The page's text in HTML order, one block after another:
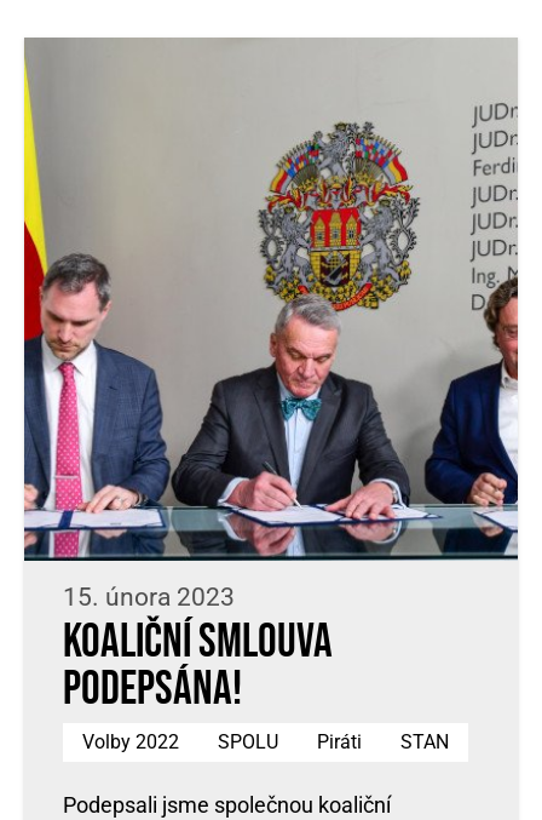
15. února 2023
Koaliční smlouva
podepsána!
Volby 2022 SPOLU Piráti STAN
Podepsali jsme společnou koaliční